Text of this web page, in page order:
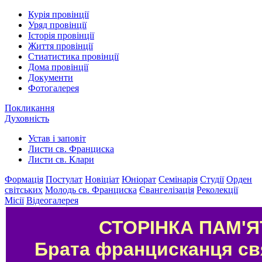
Курія провінції
Уряд провінції
Історія провінції
Життя провінції
Стиатистика провінції
Дома провінції
Документи
Фотогалерея
Покликання
Духовність
Устав і заповіт
Листи св. Франциска
Листи св. Клари
Формація Постулат Новіціат Юніорат Семінарія Студії Орден
світських Молодь св. Франциска Євангелізація Реколекції
Місії Відеогалерея
СТОРІНКА
Брата францисканця